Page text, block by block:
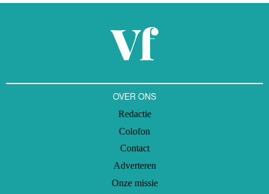
OVER ONS
Redactie
Colofon
Contact
Adverteren
Onze missie